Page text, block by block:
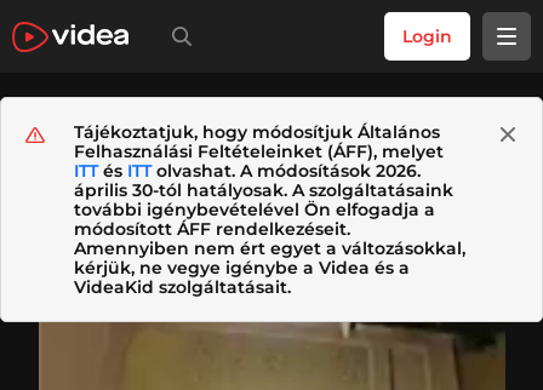
Login
Tájékoztatjuk, hogy módosítjuk Általános
Felhasználási Feltételeinket (ÁFF), melyet
ITTés ITTolvashat. A módosítások 2026.
április 30-tól hatályosak. A szolgáltatásaink
további igénybevételével Ön elfogadja a
módosított ÁFF rendelkezéseit.
Amennyiben nem ért egyet a változásokkal,
kérjük, ne vegye igénybe a Videa és a
VideaKid szolgáltatásait.